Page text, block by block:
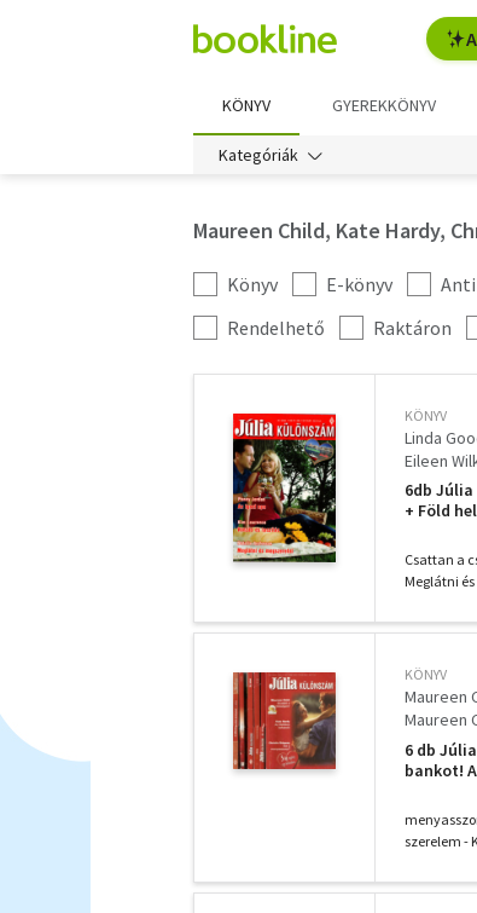
KÖNYV GYEREKKÖNYV
Kategóriák
Maureen Child, Kate Hardy,
Kategória
szűrés
Könyv E-könyv
További
szűrők
Rendelhető Raktáron
KÖNYV
Linda
Eileen
Liz
Penny
6db Júlia
+ Föld
Csattan a
Meglátni
KÖNYV
Maureen
Maureen
Susan
Melissa
6 db
bankot!
Az
szerelem -